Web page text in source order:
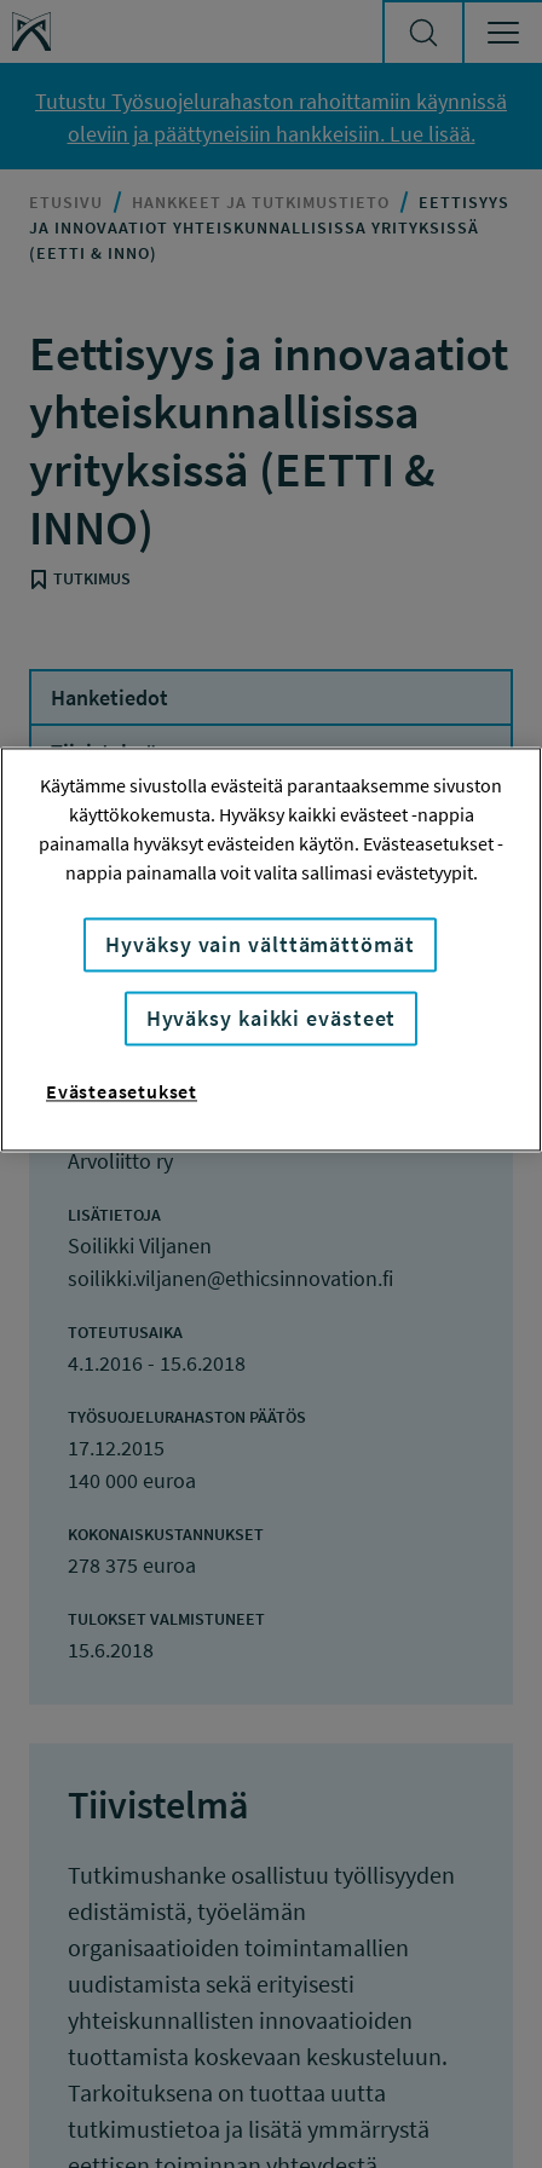
Siirry sisältöön
Työsuojelurahasto
Tutustu Työsuojelurahaston rahoittamiin käynnissä
oleviin ja päättyneisiin hankkeisiin. Lue lisää.
ETUSIVU HANKKEET JA TUTKIMUSTIETO
EETTISYYS
JA INNOVAATIOT YHTEISKUNNALLISISSA YRITYKSISSÄ
(EETTI & INNO)
Eettisyys ja innovaatiot
yhteiskunnallisissa
yrityksissä (EETTI &
INNO)
TUTKIMUS
Hanketiedot
Tiivistelmä
Hanketiedot
HANKENUMERO
115429
Arvoliitto ry
LISÄTIETOJA
Soilikki Viljanen
soilikki.viljanen@ethicsinnovation.fi
TOTEUTUSAIKA
4.1.2016 - 15.6.2018
TYÖSUOJELURAHASTON PÄÄTÖS
17.12.2015
140 000 euroa
KOKONAISKUSTANNUKSET
278 375 euroa
TULOKSET VALMISTUNEET
15.6.2018
Tiivistelmä
Tutkimushanke osallistuu työllisyyden
edistämistä, työelämän
organisaatioiden toimintamallien
uudistamista sekä erityisesti
yhteiskunnallisten innovaatioiden
tuottamista koskevaan keskusteluun.
Tarkoituksena on tuottaa uutta
tutkimustietoa ja lisätä ymmärrystä
Käytämme sivustolla evästeitä parantaaksemme sivuston
käyttökokemusta. Hyväksy kaikki evästeet -nappia
painamalla hyväksyt evästeiden käytön. Evästeasetukset -
nappia painamalla voit valita sallimasi evästetyypit.
Hyväksy vain välttämättömät
Hyväksy kaikki evästeet
Evästeasetukset